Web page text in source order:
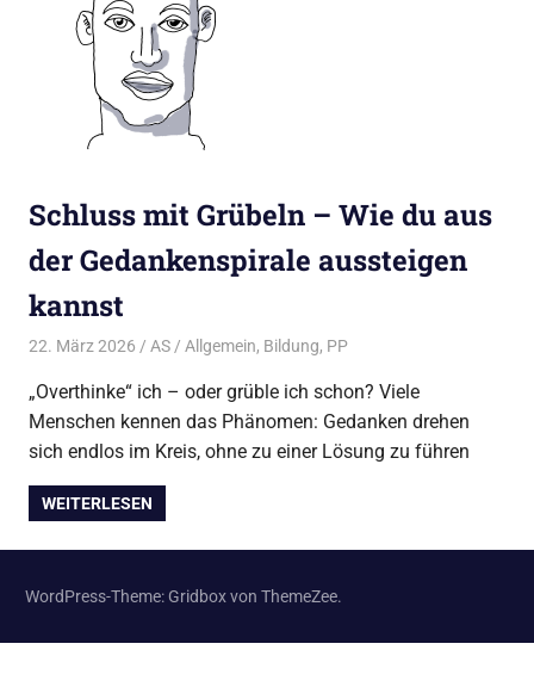
Schluss mit Grübeln – Wie du aus
der Gedankenspirale aussteigen
kannst
22. März 2026 AS Allgemein, Bildung, PP
„Overthinke“ ich – oder grüble ich schon? Viele
Menschen kennen das Phänomen: Gedanken drehen
sich endlos im Kreis, ohne zu einer Lösung zu führen
WEITERLESEN
WordPress-Theme: Gridbox von ThemeZee.